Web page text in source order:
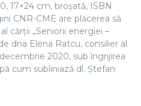
17×24 cm, broșată, ISBN
CNR-CME are plăcerea să
cărții „Seniorii energiei –
dna Elena Ratcu, consilier al
2020, sub îngrijirea
cum subliniază dl. Ștefan